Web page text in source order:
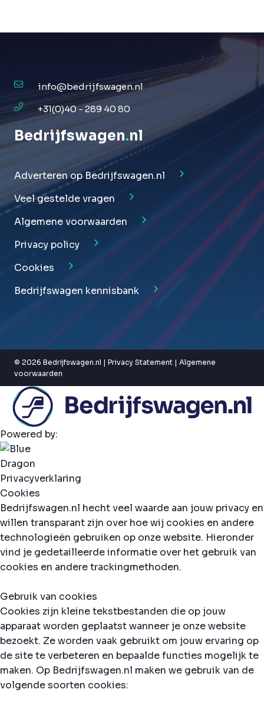
info@bedrijfswagen.nl
+31(0)40 - 289 40 80
Bedrijfswagen.nl
Adverteren op Bedrijfswagen.nl
Veel gestelde vragen
Algemene voorwaarden
Privacy policy
Cookies
Bedrijfswagen kennisbank
© 2026 Bedrijfswagen.nl | Privacy Statement | Algemene
voorwaarden
Powered by:
Privacyverklaring
Cookies
Bedrijfswagen.nl hecht veel waarde aan jouw privacy en
willen transparant zijn over hoe wij cookies en andere
technologieën gebruiken op onze website. Hieronder
vind je gedetailleerde informatie over het gebruik van
cookies en andere trackingmethoden.
Gebruik van cookies
Cookies zijn kleine tekstbestanden die op jouw
apparaat worden geplaatst wanneer je onze website
bezoekt. Ze worden vaak gebruikt om jouw ervaring op
de site te verbeteren en bepaalde functies mogelijk te
maken. Op Bedrijfswagen.nl maken we gebruik van de
volgende soorten cookies: